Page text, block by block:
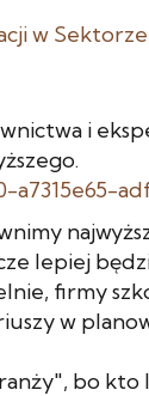
i
a7315e65-
lepiej
firmy
w
bo kto